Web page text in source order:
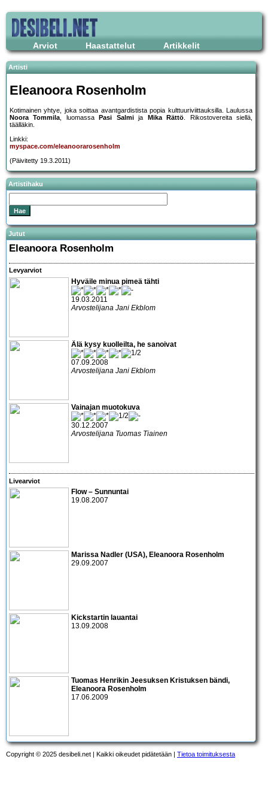
Arviot Haastattelut Artikkelit
Artisti
Eleanoora Rosenholm
Kotimainen yhtye, joka soittaa avantgardistista popia kulttuuriviittauksilla. Laulussa
Noora Tommila, luomassa Pasi Salmija Mika Rättö. Rikostovereita siellä,
täälläkin.
Linkki:
myspace.com/eleanoorarosenholm
(Päivitetty 19.3.2011)
Artistihaku
Jutut
Eleanoora Rosenholm
Levyarviot
Hyväile minua pimeä tähti
19.03.2011
Arvostelijana Jani Ekblom
Älä kysy kuolleilta, he sanoivat
07.09.2008
Arvostelijana Jani Ekblom
Vainajan muotokuva
30.12.2007
Arvostelijana Tuomas Tiainen
Livearviot
Flow – Sunnuntai
19.08.2007
Marissa Nadler (USA), Eleanoora Rosenholm
29.09.2007
Kickstartin lauantai
13.09.2008
Tuomas Henrikin Jeesuksen Kristuksen bändi,
Eleanoora Rosenholm
17.06.2009
Copyright © 2025 desibeli.net | Kaikki oikeudet pidätetään | Tietoa toimituksesta